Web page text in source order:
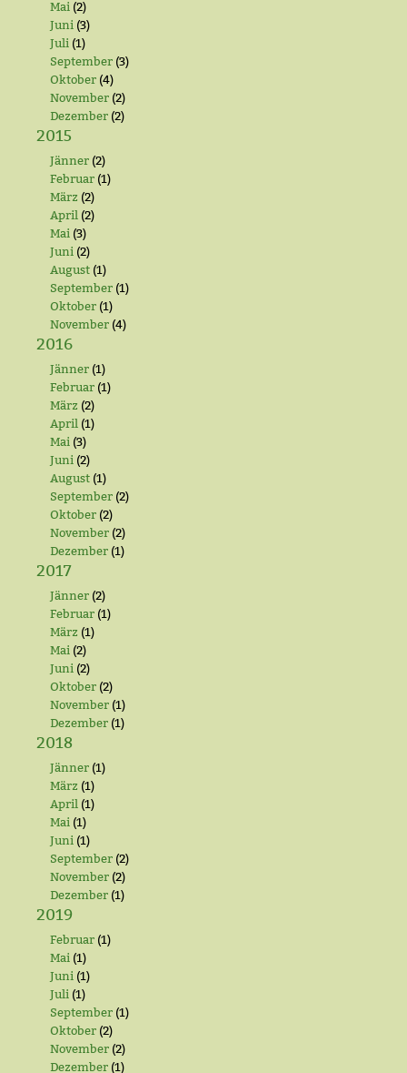
Mai (2)
Juni (3)
Juli (1)
September (3)
Oktober (4)
November (2)
Dezember (2)
2015
Jänner (2)
Februar (1)
März (2)
April (2)
Mai (3)
Juni (2)
August (1)
September (1)
Oktober (1)
November (4)
2016
Jänner (1)
Februar (1)
März (2)
April (1)
Mai (3)
Juni (2)
August (1)
September (2)
Oktober (2)
November (2)
Dezember (1)
2017
Jänner (2)
Februar (1)
März (1)
Mai (2)
Juni (2)
Oktober (2)
November (1)
Dezember (1)
2018
Jänner (1)
März (1)
April (1)
Mai (1)
Juni (1)
September (2)
November (2)
Dezember (1)
2019
Februar (1)
Mai (1)
Juni (1)
Juli (1)
September (1)
Oktober (2)
November (2)
Dezember (1)